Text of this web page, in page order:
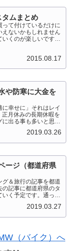
タムまとめ
て付けているだけに
ないかもしれません
くのが楽しいです。
2015.08.17
や防寒に大金を
幸せに」それはレイ
月休みの長期休暇を
出る事も多いと思い
っと降り続ける雨が
2019.03.26
ージ（都道府県
＆旅行の記事を都道
記事に都道府県のタ
いく予定です。通った
しいですね、能登半
2019.03.27